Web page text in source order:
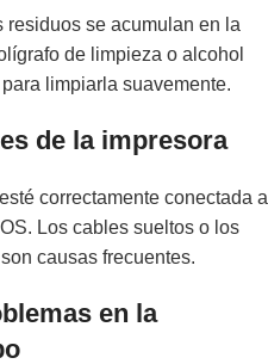
se acumulan en la
de limpieza o alcohol
limpiarla suavemente.
de la impresora
correctamente conectada a
Los cables sueltos o los
causas frecuentes.
en la